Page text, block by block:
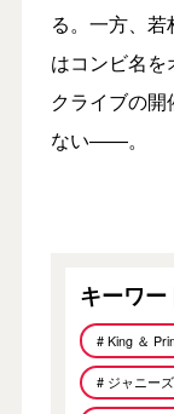
る。一方、若
はコンビ名
クライブの
ない――。
キーワー
# King ＆
# ジャニーズ